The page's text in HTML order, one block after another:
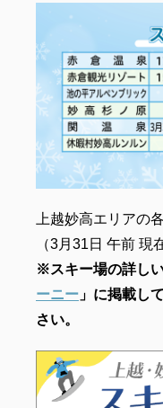
上越妙高エリアの
（3月31日 午前 現
※スキー場の詳し
ーニー 」に掲載し
さい。